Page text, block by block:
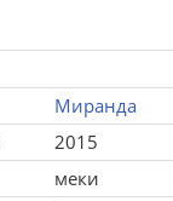
Миранда
2015
меки